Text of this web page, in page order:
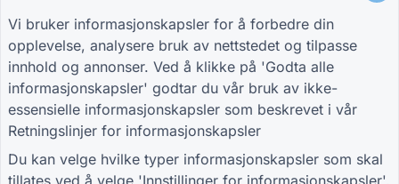
Leverandørevalueringsskjema for logistikk
Skjema for serviceforespørsel for verktøy
Skjema for kundeengasjement
GUIDER
FIRMA
VILKÅR
Vi bruker informasjonskapsler for å forbedre din
opplevelse, analysere bruk av nettstedet og tilpasse
innhold og annonser. Ved å klikke på 'Godta alle
informasjonskapsler' godtar du vår bruk av ikke-
essensielle informasjonskapsler som beskrevet i vår
Retningslinjer for informasjonskapsler
Du kan velge hvilke typer informasjonskapsler som skal
tillates ved å velge 'Innstillinger for informasjonskapsler'.